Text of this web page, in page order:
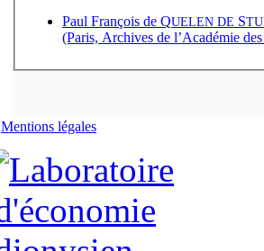
Paul François de QUELEN DE S
(Paris, Archives de l’Académie
Mentions légales